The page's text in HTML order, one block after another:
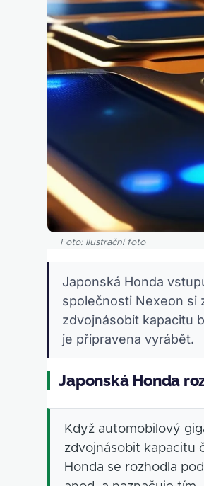
Foto: Ilustrační foto
Japonská Honda
společnosti Nexeon si
zdvojnásobit kapacitu
je připravena vyrábět.
Japonská Honda
Když automobilový
zdvojnásobit kapacitu
Honda se rozhodla